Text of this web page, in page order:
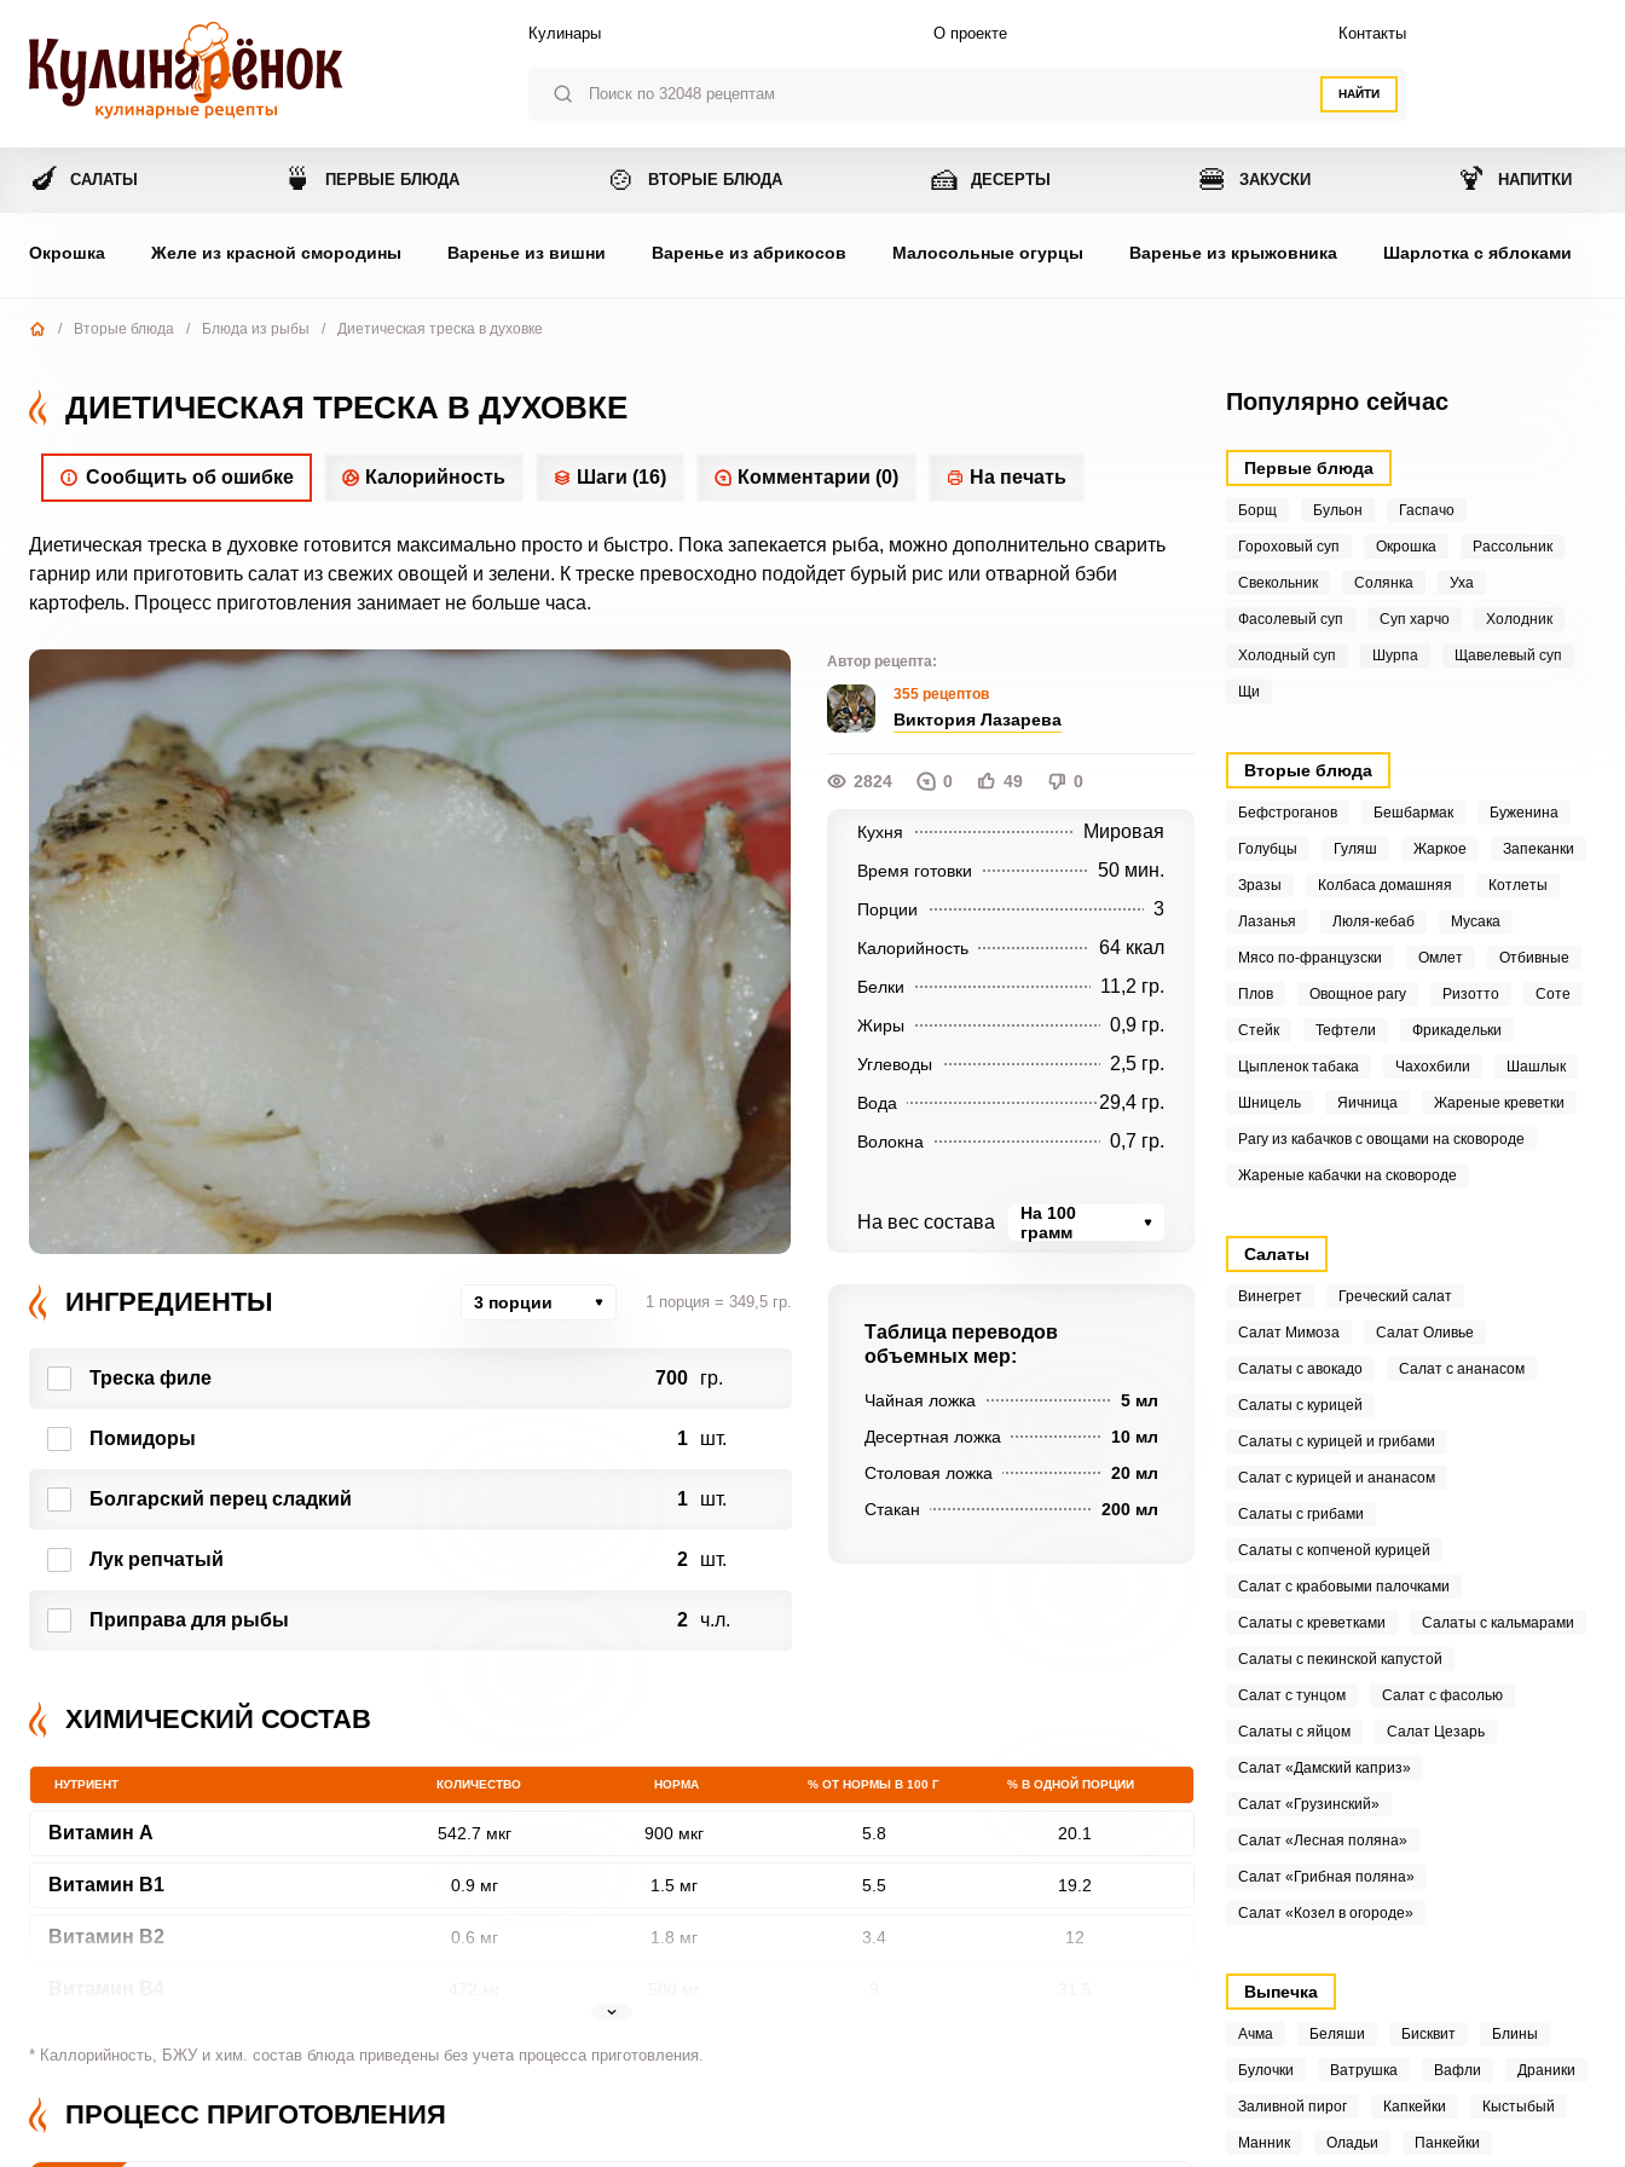
НАЙТИ
Кулинары О проекте Контакты
🍆 САЛАТЫ 🍵 ПЕРВЫЕ БЛЮДА 🍲 ВТОРЫЕ БЛЮДА 🍰 ДЕСЕРТЫ 🍔 ЗАКУСКИ 🍹 НАПИТКИ
Окрошка Желе из красной смородины Варенье из вишни Варенье из абрикосов Малосольные огурцы Варенье из крыжовника Шарлотка с яблоками
/ Вторые блюда / Блюда из рыбы / Диетическая треска в духовке
ДИЕТИЧЕСКАЯ ТРЕСКА В ДУХОВКЕ
Сообщить об ошибке Калорийность Шаги (16) Комментарии (0) На печать
Диетическая треска в духовке готовится максимально просто и быстро. Пока запекается рыба, можно дополнительно сварить
гарнир или приготовить салат из свежих овощей и зелени. К треске превосходно подойдет бурый рис или отварной бэби
картофель. Процесс приготовления занимает не больше часа.
Автор рецепта:
355 рецептов
Виктория Лазарева
2824 0 49 0
Кухня Мировая
Время готовки 50 мин.
Порции 3
Калорийность 64 ккал
Белки 11,2 гр.
Жиры 0,9 гр.
Углеводы 2,5 гр.
Вода 29,4 гр.
Волокна 0,7 гр.
На вес состава
На 100
грамм
ИНГРЕДИЕНТЫ 3 порции 1 порция = 349,5 гр.
Треска филе 700 гр.
Помидоры 1 шт.
Болгарский перец сладкий 1 шт.
Лук репчатый 2 шт.
Приправа для рыбы 2 ч.л.
Таблица переводов
объемных мер:
Чайная ложка
5 мл
Десертная ложка
10 мл
Столовая ложка
20 мл
Стакан
200 мл
ХИМИЧЕСКИЙ СОСТАВ
НУТРИЕНТ КОЛИЧЕСТВО НОРМА % ОТ НОРМЫ В 100 Г % В ОДНОЙ ПОРЦИИ
Витамин A 542.7 мкг 900 мкг 5.8 20.1
Витамин В1 0.9 мг 1.5 мг 5.5 19.2
Витамин В2 0.6 мг 1.8 мг 3.4 12
* Каллорийность, БЖУ и хим. состав блюда приведены без учета процесса приготовления.
ПРОЦЕСС ПРИГОТОВЛЕНИЯ
Популярно сейчас
Первые блюда
Борщ Бульон Гаспачо
Гороховый суп Окрошка Рассольник
Свекольник Солянка Уха
Фасолевый суп Суп харчо Холодник
Холодный суп Шурпа Щавелевый суп
Щи
Вторые блюда
Бефстроганов Бешбармак Буженина
Голубцы Гуляш Жаркое Запеканки
Зразы Колбаса домашняя Котлеты
Лазанья Люля-кебаб Мусака
Мясо по-французски Омлет Отбивные
Плов Овощное рагу Ризотто Соте
Стейк Тефтели Фрикадельки
Цыпленок табака Чахохбили Шашлык
Шницель Яичница Жареные креветки
Рагу из кабачков с овощами на сковороде
Жареные кабачки на сковороде
Салаты
Винегрет Греческий салат
Салат Мимоза Салат Оливье
Салаты с авокадо Салат с ананасом
Салаты с курицей
Салаты с курицей и грибами
Салат с курицей и ананасом
Салаты с грибами
Салаты с копченой курицей
Салат с крабовыми палочками
Салаты с креветками Салаты с кальмарами
Салаты с пекинской капустой
Салат с тунцом Салат с фасолью
Салаты с яйцом Салат Цезарь
Салат «Дамский каприз»
Салат «Грузинский»
Салат «Лесная поляна»
Салат «Грибная поляна»
Салат «Козел в огороде»
Выпечка
Ачма Беляши Бисквит Блины
Булочки Ватрушка Вафли Драники
Заливной пирог Капкейки Кыстыбый
Манник Оладьи Панкейки